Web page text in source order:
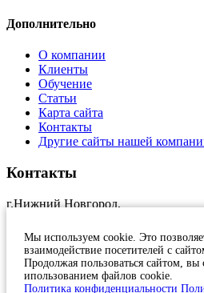
Дополнительно
О компании
Клиенты
Обучение
Статьи
Карта сайта
Контакты
Другие сайты нашей
Контакты
г.Нижний Новгород,
+7 (831)231 23 24
1c@at-nn.ru
2026, Активные Технологии
Политика конфиденциальности
Мы используем cookie. Это
взаимодействие посетителей с
Продолжая пользоваться сайтом, вы
ипользованием файлов cookie.
Политика конфиденциальности